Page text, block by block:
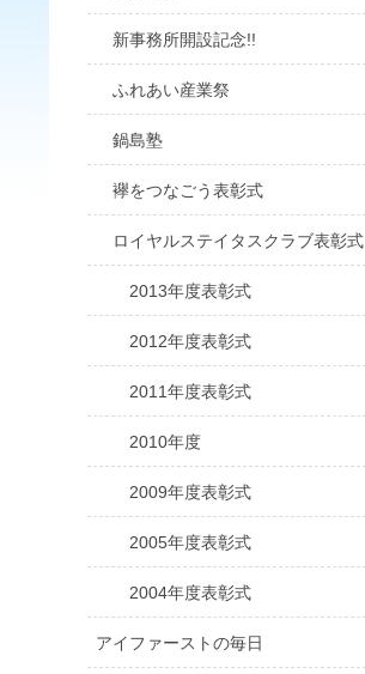
新事務所開設記念!!
ふれあい産業祭
鍋島塾
襷をつなごう表彰式
ロイヤルステイタスクラブ表彰式
2013年度表彰式
2012年度表彰式
2011年度表彰式
2010年度
2009年度表彰式
2005年度表彰式
2004年度表彰式
アイファーストの毎日